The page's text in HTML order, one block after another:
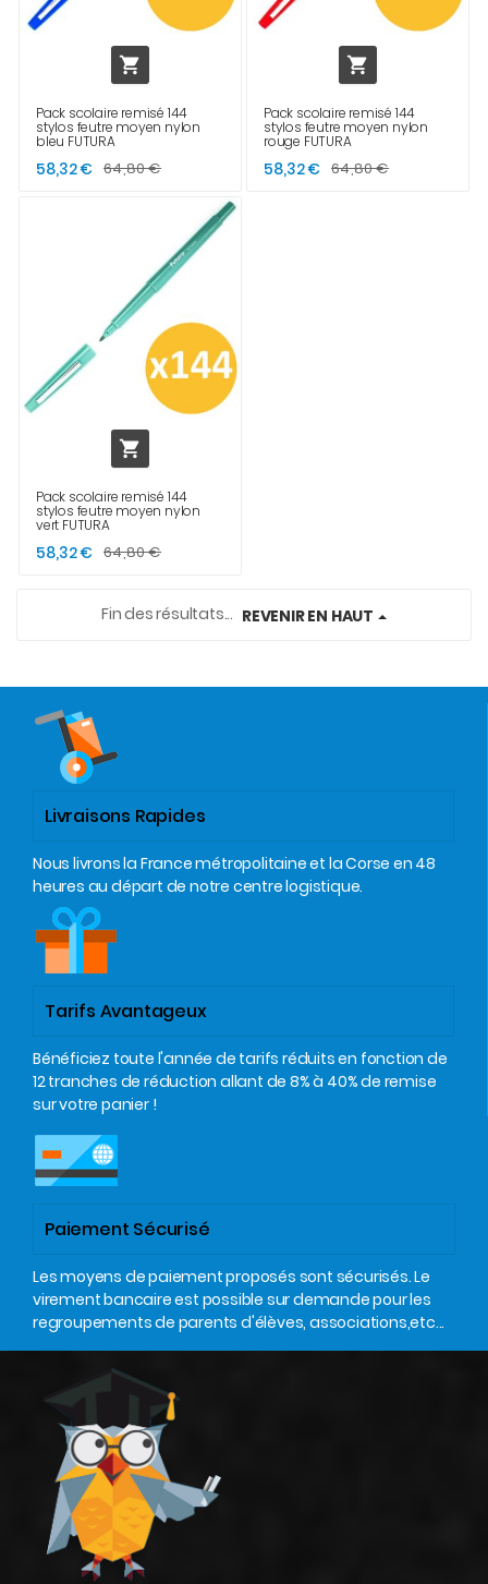

Pack scolaire remisé 144
stylos feutre moyen nylon
bleu FUTURA
58,32 € 64,80 €

Pack scolaire remisé 144
stylos feutre moyen nylon
rouge FUTURA
58,32 € 64,80 €

Pack scolaire remisé 144
stylos feutre moyen nylon
vert FUTURA
58,32 € 64,80 €
Fin des résultats... REVENIR EN HAUT
Livraisons Rapides
Nous livrons la France métropolitaine et la Corse en 48
heures au départ de notre centre logistique.
Tarifs Avantageux
Bénéficiez toute l'année de tarifs réduits en fonction de
12 tranches de réduction allant de 8% à 40% de remise
sur votre panier !
Paiement Sécurisé
Les moyens de paiement proposés sont sécurisés. Le
virement bancaire est possible sur demande pour les
regroupements de parents d'élèves, associations,etc...